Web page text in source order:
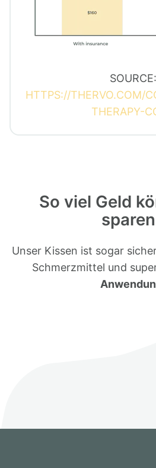
SOURCE:
HTTPS://THERVO.COM/
THERAPY-
So viel Geld
Unser Kissen ist sogar
Schmerzmittel und